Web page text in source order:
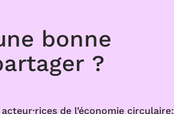
bonne
?
de l’économie circulaire: